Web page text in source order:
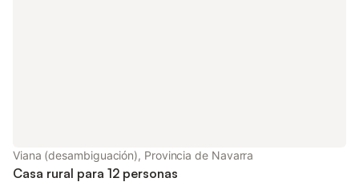
Viana (desambiguación), Provincia de Navarra
Casa rural para 12 personas